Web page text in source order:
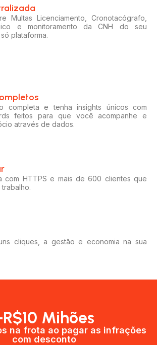
Multas Licenciamento, Cronotacógrafo,
e monitoramento da CNH do seu
plataforma.
completa e tenha insights únicos com
feitos para que você acompanhe e
através de dados.
com HTTPS e mais de 600 clientes que
cliques, a gestão e economia na sua
Mihões
na frota ao pagar as infrações
com desconto